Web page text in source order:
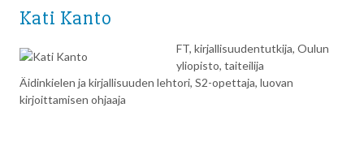
Kati Kanto
FT, kirjallisuudentutkija, Oulun
yliopisto, taiteilija
Äidinkielen ja kirjallisuuden lehtori, S2-opettaja, luovan
kirjoittamisen ohjaaja